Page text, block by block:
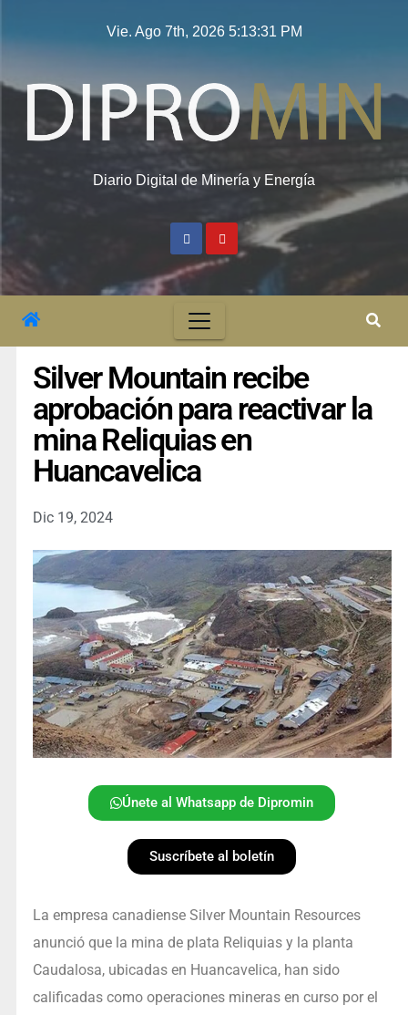
Vie. Ago 7th, 2026 5:13:32 PM
Diario Digital de Minería y Energía
Silver Mountain recibe
aprobación para reactivar la
mina Reliquias en
Huancavelica
Dic 19, 2024
Únete al Whatsapp de Dipromin
Suscríbete al boletín
La empresa canadiense Silver Mountain Resources
anunció que la mina de plata Reliquias y la planta
Caudalosa, ubicadas en Huancavelica, han sido
calificadas como operaciones mineras en curso por el